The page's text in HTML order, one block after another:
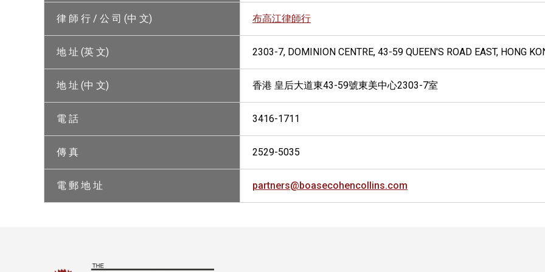
律 師 行 / 公 司 (中 文) 布高江律師行
地 址 (英 文) 2303-7, DOMINION CENTRE, 43-59 QUEEN'S ROAD EAST, HONG
地 址 (中 文) 香港 皇后大道東43-59號東美中心2303-7室
電 話 3416-1711
傳 真 2529-5035
電 郵 地 址 partners@boasecohencollins.com